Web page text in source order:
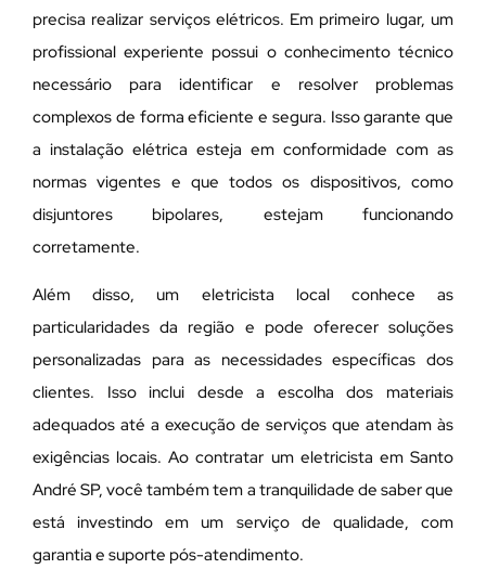
precisa realizar serviços elétricos. Em primeiro lugar, um
profissional experiente possui o conhecimento técnico
necessário para identificar e resolver problemas
complexos de forma eficiente e segura. Isso garante que
a instalação elétrica esteja em conformidade com as
normas vigentes e que todos os dispositivos, como
disjuntores bipolares, estejam funcionando
corretamente.
Além disso, um eletricista local conhece as
particularidades da região e pode oferecer soluções
personalizadas para as necessidades específicas dos
clientes. Isso inclui desde a escolha dos materiais
adequados até a execução de serviços que atendam às
exigências locais. Ao contratar um eletricista em Santo
André SP, você também tem a tranquilidade de saber que
está investindo em um serviço de qualidade, com
garantia e suporte pós-atendimento.